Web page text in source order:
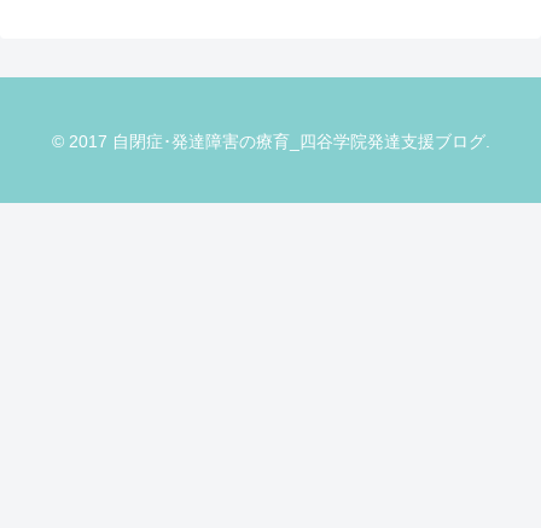
© 2017 自閉症･発達障害の療育_四谷学院発達支援ブログ.